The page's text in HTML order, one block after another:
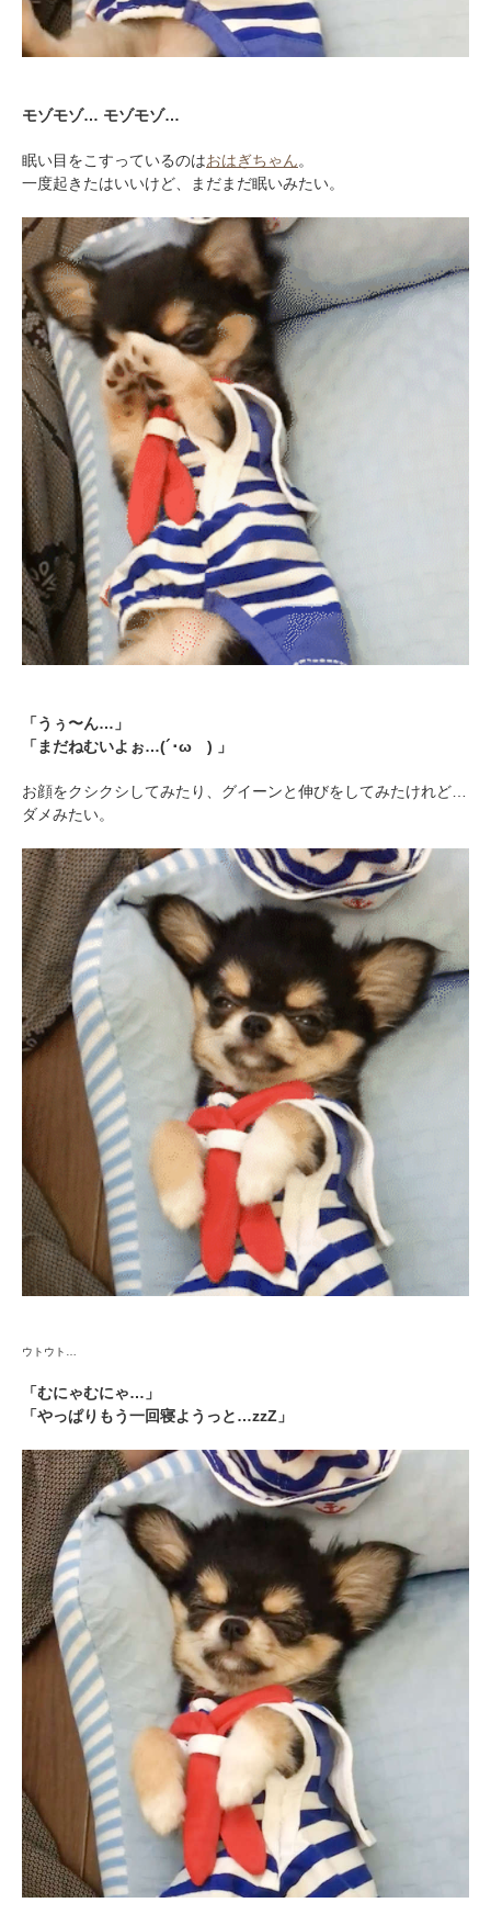
モゾモゾ… モゾモゾ…
眠い目をこすっているのはおはぎちゃん。
一度起きたはいいけど、まだまだ眠いみたい。
「うぅ〜ん…」
「まだねむいよぉ…(´･ωゞ) 」
お顔をクシクシしてみたり、グイーンと伸びをしてみたけれど…
ダメみたい。
ウトウト…
「むにゃむにゃ…」
「やっぱりもう一回寝ようっと…zzZ」
pecodogs
いぬ部をフォロー
pecocats
ねこ部をフォロー
PECOアプリをダウンロード済みの方
アプリで開く
アプリをダウンロードする